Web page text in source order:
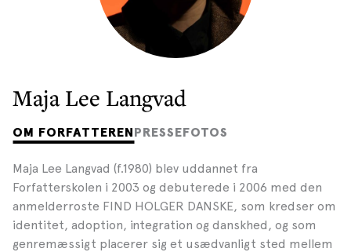
Maja Lee Langvad
OM FORFATTERENPRESSEFOTOS
Maja Lee Langvad (f.1980) blev uddannet fra
Forfatterskolen i 2003 og debuterede i 2006 med den
anmelderroste FIND HOLGER DANSKE, som kredser om
identitet, adoption, integration og danskhed, og som
genremæssigt placerer sig et usædvanligt sted mellem